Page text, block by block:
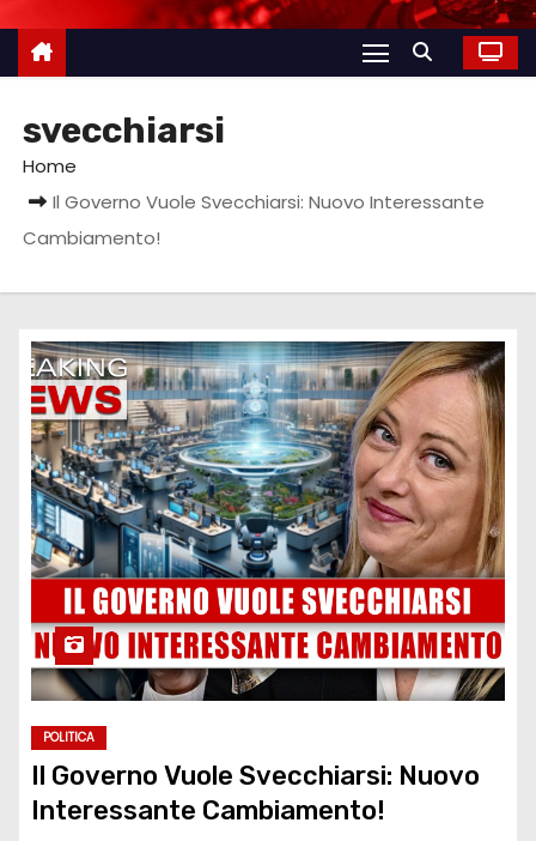
svecchiarsi
Home
Il Governo Vuole Svecchiarsi: Nuovo Interessante
Cambiamento!
POLITICA
Il Governo Vuole Svecchiarsi: Nuovo
Interessante Cambiamento!